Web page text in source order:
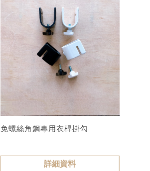
免螺絲角鋼專用衣桿掛勾
詳細資料